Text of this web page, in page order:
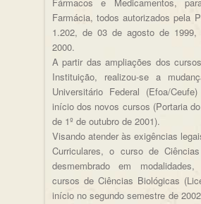
Farmácia, todos autorizados pela
1.202, de 03 de agosto de
2000.
A partir das ampliações dos
Instituição, realizou-se a
Universitário Federal (Efoa/
início dos novos cursos (Portaria
de 1º de outubro de 2001).
Visando atender às exigências
Curriculares, o curso de
desmembrado em
cursos de Ciências Biológicas
início no segundo semestre de